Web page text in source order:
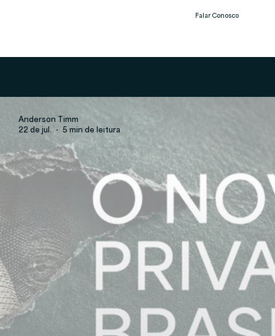
Falar Conosco
Anderson Timm
22 de jul.
5 min de leitura